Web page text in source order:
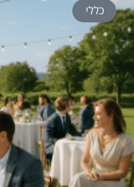
כללי